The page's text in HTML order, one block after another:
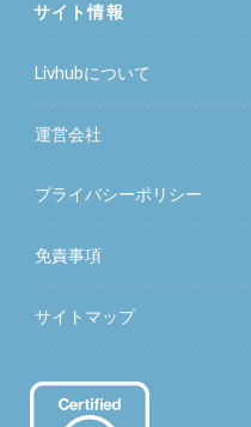
サイト情報
Livhubについて
運営会社
プライバシーポリシー
免責事項
サイトマップ